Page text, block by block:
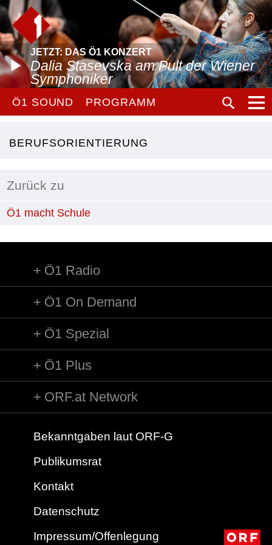
JETZT: DAS Ö1 KONZERT
Dalia Stasevska am Pult der Wiener
Symphoniker
Ö1 SOUND PROGRAMM
BERUFSORIENTIERUNG
Zurück zu
Ö1 macht Schule
Ö1 Radio
Ö1 On Demand
Ö1 Spezial
Ö1 Plus
ORF.at Network
Bekanntgaben laut ORF-G
Publikumsrat
Kontakt
Datenschutz
Impressum/Offenlegung